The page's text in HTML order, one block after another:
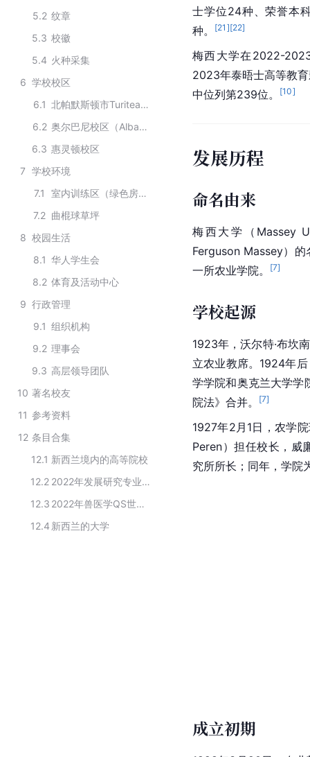
5.2 纹章
5.3 校徽
5.4 火种采集
6 学校校区
6.1
北帕默斯顿市Turitea校区
6.2
奥尔巴尼校区（Albany Campus）
6.3 惠灵顿校区
7 学校环境
7.1
室内训练区（绿色房间）
7.2 曲棍球草坪
8 校园生活
8.1 华人学生会
8.2 体育及活动中心
9 行政管理
9.1 组织机构
9.2 理事会
9.3 高层领导团队
10 著名校友
11 参考资料
12 条目合集
12.1 新西兰境内的高等院校
12.2
2022年发展研究专业QS世界大学排名
12.3
2022年兽医学QS世界大学排名top50
12.4 新西兰的大学
士学位24种、荣誉本
种。
[21 ][22]
梅西大学在2022-
2023年泰晤士高等教
中位列第239位。
[10]
发展历程
命名由来
梅西大学（Massey
Ferguson Massey）的
一所农业学院。
[7]
学校起源
1923年，沃尔特·布坎
立农业教席。1924年
学学院和奥克兰大学学
院法》合并。
[7]
1927年2月1日，农学
Peren）担任校长，威
究所所长；同年，学院
成立初期